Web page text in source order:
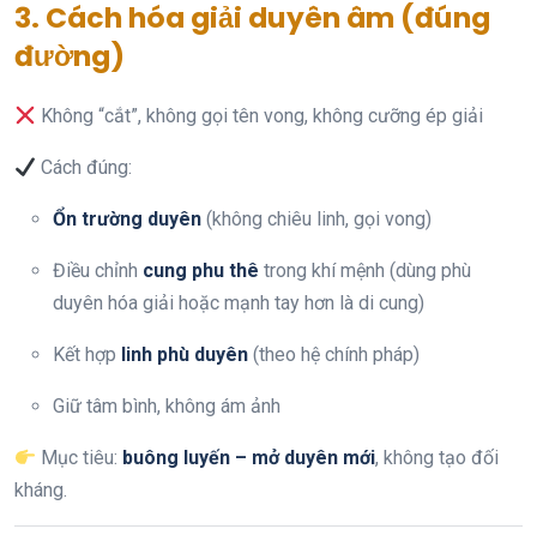
3. Cách hóa giải duyên âm (đúng
đường)
Không “cắt”, không gọi tên vong, không cưỡng ép giải
Cách đúng:
Ổn trường duyên (không chiêu linh, gọi vong)
Điều chỉnh cung phu thê trong khí mệnh (dùng phù
duyên hóa giải hoặc mạnh tay hơn là di cung)
Kết hợp linh phù duyên (theo hệ chính pháp)
Giữ tâm bình, không ám ảnh
Mục tiêu: buông luyến – mở duyên mới, không tạo đối
kháng.